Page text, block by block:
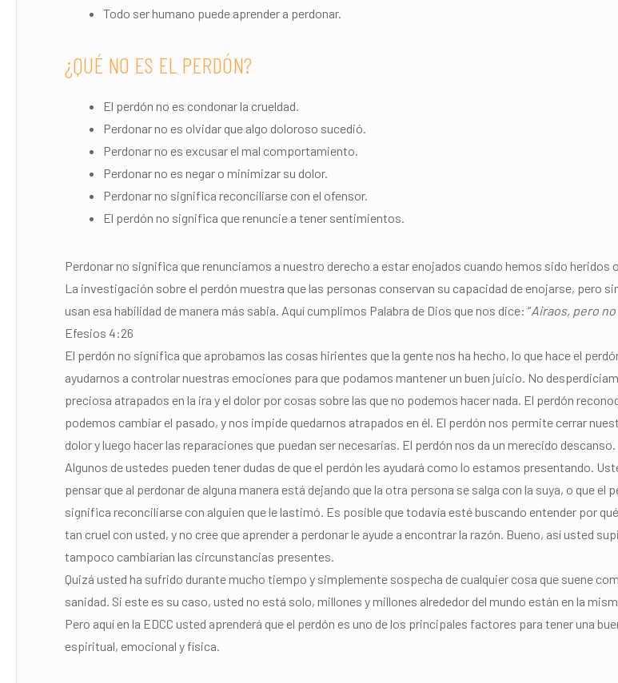
Todo ser humano puede aprender a perdonar.
¿QUÉ NO ES EL PERDÓN?
El perdón no es condonar la crueldad.
Perdonar no es olvidar que algo doloroso sucedió.
Perdonar no es excusar el mal comportamiento.
Perdonar no es negar o minimizar su dolor.
Perdonar no significa reconciliarse con el ofensor.
El perdón no significa que renuncie a tener sentimientos.
Perdonar no significa que renunciamos a nuestro derecho a estar enojados cuando hemos sido heridos
La investigación sobre el perdón muestra que las personas conservan su capacidad de enojarse, pero
usan esa habilidad de manera más sabia. Aquí cumplimos Palabra de Dios que nos dice: “Airaos, pero
Efesios 4:26
El perdón no significa que aprobamos las cosas hirientes que la gente nos ha hecho, lo que hace el
ayudarnos a controlar nuestras emociones para que podamos mantener un buen juicio. No
preciosa atrapados en la ira y el dolor por cosas sobre las que no podemos hacer nada. El perdón
podemos cambiar el pasado, y nos impide quedarnos atrapados en él. El perdón nos permite cerrar
dolor y luego hacer las reparaciones que puedan ser necesarias. El perdón nos da un merecido descanso.
Algunos de ustedes pueden tener dudas de que el perdón les ayudará como lo estamos presentando.
pensar que al perdonar de alguna manera está dejando que la otra persona se salga con la suya, o que el
significa reconciliarse con alguien que le lastimó. Es posible que todavía esté buscando entender por
tan cruel con usted, y no cree que aprender a perdonar le ayude a encontrar la razón. Bueno, así usted
tampoco cambiarían las circunstancias presentes.
Quizá usted ha sufrido durante mucho tiempo y simplemente sospecha de cualquier cosa que suene
sanidad. Si este es su caso, usted no está solo, millones y millones alrededor del mundo están en la
Pero aquí en la EDCC usted aprenderá que el perdón es uno de los principales factores para tener una
espiritual, emocional y física.